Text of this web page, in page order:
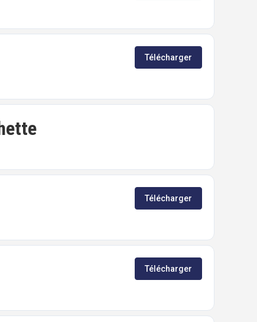
Télécharger
Télécharger
Télécharger